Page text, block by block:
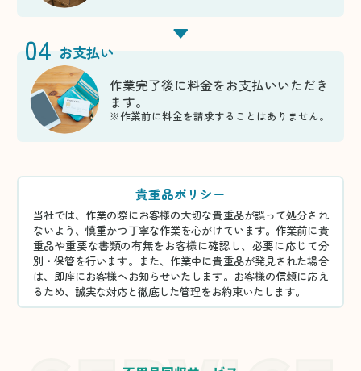
04 お支払い
作業完了後に料金をお支払いいただき
ます。
※作業前に料金を請求することはありません。
貴重品ポリシー
当社では、作業の際にお客様の大切な貴重品が誤って処分され
ないよう、慎重かつ丁寧な作業を心がけています。作業前に貴
重品や重要な書類の有無をお客様に確認し、必要に応じて分
別・保管を行います。また、作業中に貴重品が発見された場合
は、即座にお客様へお知らせいたします。お客様の信頼に応え
るため、誠実な対応と徹底した管理をお約束いたします。